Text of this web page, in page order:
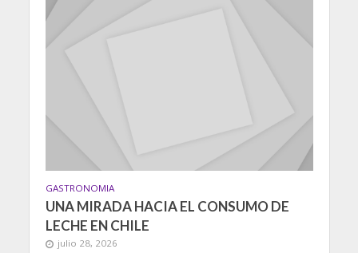
GASTRONOMIA
UNA MIRADA HACIA EL CONSUMO DE
LECHE EN CHILE
julio 28, 2026